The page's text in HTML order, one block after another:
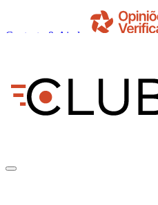
Contacto & Ajuda